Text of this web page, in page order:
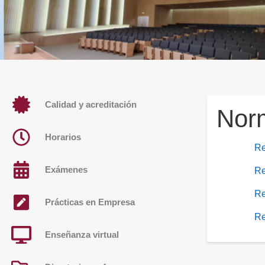
Calidad y acreditación
Horarios
Exámenes
Prácticas en Empresa
Enseñanza virtual